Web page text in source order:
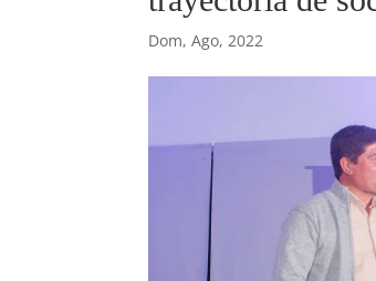
Dom, Ago, 2022